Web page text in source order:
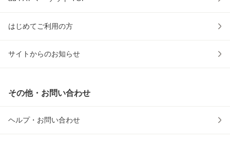
はじめてご利用の方
サイトからのお知らせ
その他・お問い合わせ
ヘルプ・お問い合わせ